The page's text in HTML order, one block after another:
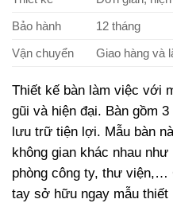
Bảo hành
12 tháng
Vận chuyển
Giao hàng và
Thiết kế bàn làm việc với
gũi và hiện đại. Bàn gồm
lưu trữ tiện lợi. Mẫu bàn
không gian khác nhau
phòng công ty, thư viện,…
tay sở hữu ngay mẫu thiết